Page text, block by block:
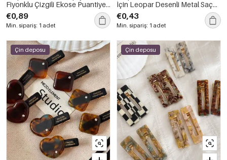
Fiyonklu Çizgili Ekose Puantiyeli
Yıldız Metal Çocuk Saç Tokaları
€0,89
Min. sipariş: 1 adet
İçin Leopar Desenli Metal Saç
Tokaları
€0,43
Min. sipariş: 1 adet
Çin deposu Çin deposu